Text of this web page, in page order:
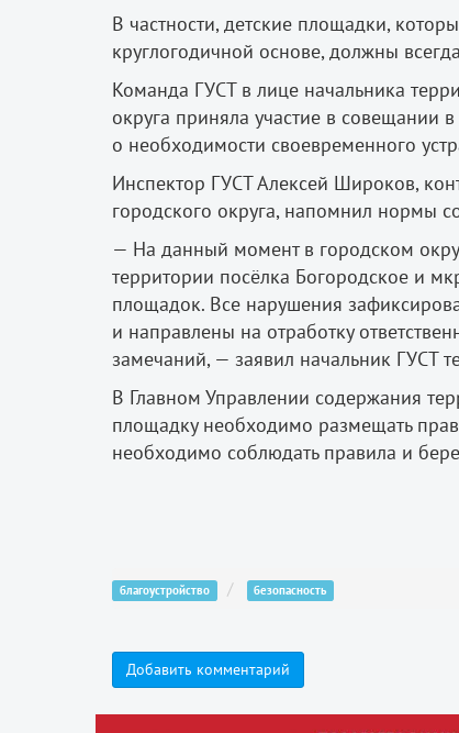
В частности, детские площадки,
круглогодичной основе, должны
Команда ГУСТ в лице начальника
округа приняла участие в совещании
о необходимости своевременного
Инспектор ГУСТ Алексей Широков,
городского округа, напомнил нормы
— На данный момент в городском
территории посёлка Богородское и
площадок. Все нарушения
и направлены на отработку
замечаний, — заявил начальник ГУСТ
В Главном Управлении содержания
площадку необходимо размещать
необходимо соблюдать правила и
благоустройство безопасность
Добавить комментарий